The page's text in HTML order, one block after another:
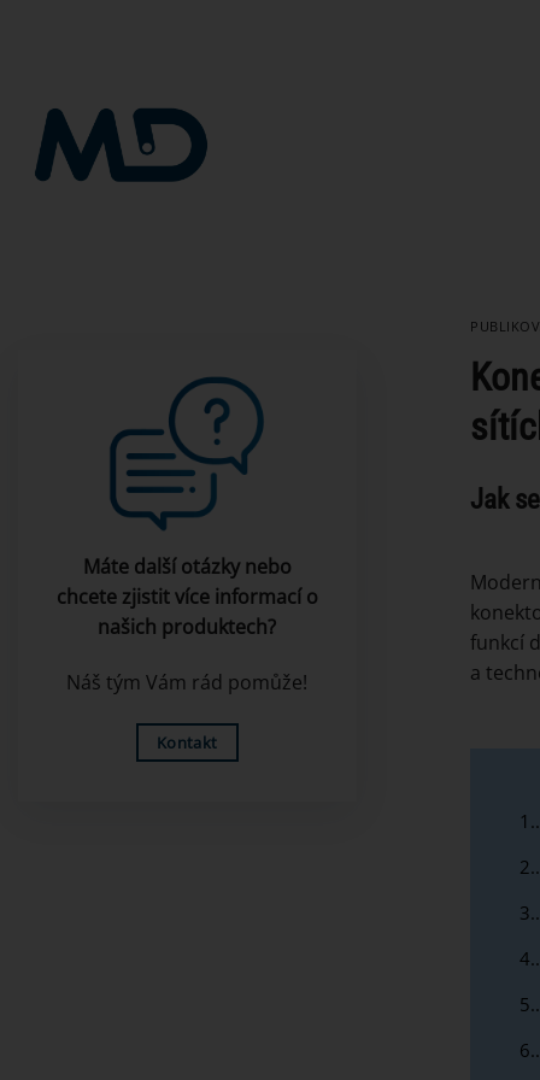
Máte další otázky nebo
chcete zjistit více informací o
našich produktech?
Náš tým Vám rád pomůže!
Kontakt
Jak
funkcí
a
1.
2.
3.
4.
5.
6.